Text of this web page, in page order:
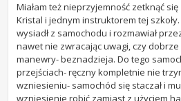
Miałam też nieprzyjemność zetknąć się
Kristal i jednym instruktorem tej
wysiadł z samochodu i rozmawiał
nawet nie zwracając uwagi, czy
manewry- beznadzieja. Do tego
przejściach- ręczny kompletnie nie
wzniesieniu- samochód się staczał i
wzniesienie robić zamiast z użyciem